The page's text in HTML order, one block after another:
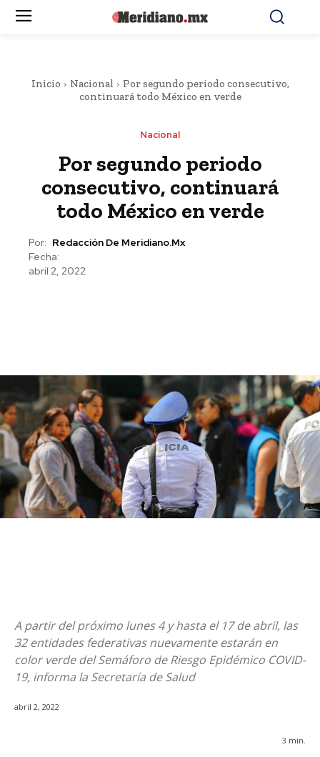
Inicio Nacional
Por segundo periodo consecutivo,
continuará todo México en verde
Nacional
Por segundo periodo
consecutivo, continuará
todo México en verde
Por: Redacción De Meridiano.mx
Fecha:
abril 2, 2022
A partir del próximo lunes 4 y hasta el 17 de abril, las
32 entidades federativas nuevamente estarán en
color verde del Semáforo de Riesgo Epidémico COVID-
19, informa la Secretaría de Salud
abril 2, 2022
3 min.